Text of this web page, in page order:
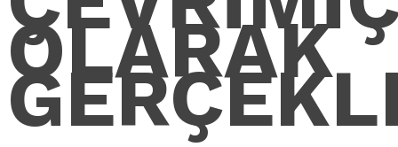
OLARAK